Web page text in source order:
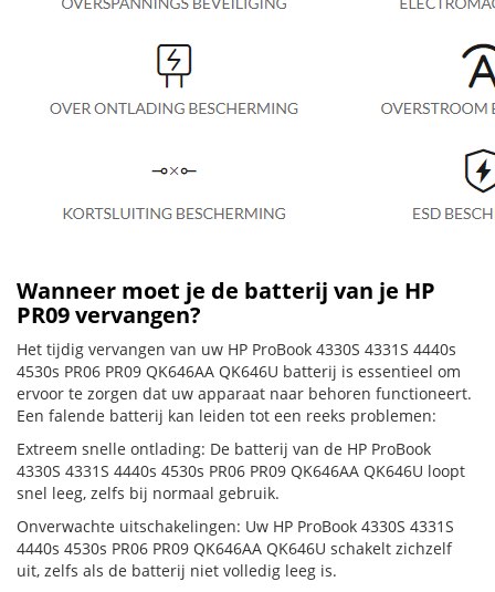
Wanneer moet je de batterij van je HP
PR09 vervangen?
Het tijdig vervangen van uw HP ProBook 4330S 4331S 4440s
4530s PR06 PR09 QK646AA QK646U batterij is essentieel om
ervoor te zorgen dat uw apparaat naar behoren functioneert.
Een falende batterij kan leiden tot een reeks problemen:
Extreem snelle ontlading: De batterij van de HP ProBook
4330S 4331S 4440s 4530s PR06 PR09 QK646AA QK646U loopt
snel leeg, zelfs bij normaal gebruik.
Onverwachte uitschakelingen: Uw HP ProBook 4330S 4331S
4440s 4530s PR06 PR09 QK646AA QK646U schakelt zichzelf
uit, zelfs als de batterij niet volledig leeg is.